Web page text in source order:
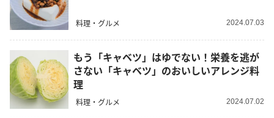
料理・グルメ 2024.07.03
もう「キャベツ」はゆでない！栄養を逃が
さない「キャベツ」のおいしいアレンジ料
理
料理・グルメ 2024.07.02